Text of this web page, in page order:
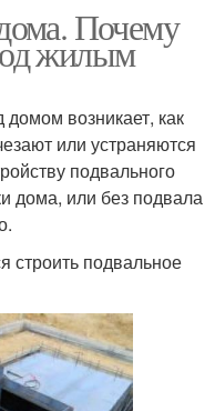
Почему
жилым
возникает, как
или устраняются
подвального
дома, или без подвала
строить подвальное